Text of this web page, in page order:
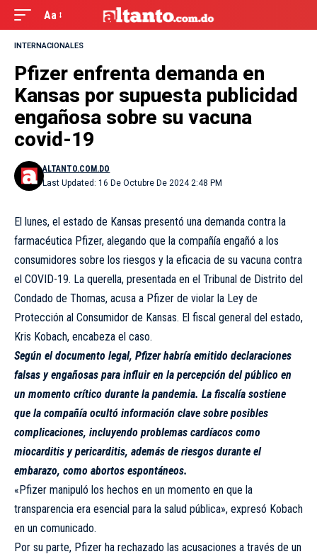
Aa
INTERNACIONALES
Pfizer enfrenta demanda en
Kansas por supuesta publicidad
engañosa sobre su vacuna
covid-19
Last Updated: 16 De Octubre De 2024 2:48 PM
ALTANTO.COM.DO
El lunes, el estado de Kansas presentó una demanda contra la
farmacéutica Pfizer, alegando que la compañía engañó a los
consumidores sobre los riesgos y la eficacia de su vacuna contra
el COVID-19. La querella, presentada en el Tribunal de Distrito del
Condado de Thomas, acusa a Pfizer de violar la Ley de
Protección al Consumidor de Kansas. El fiscal general del estado,
Kris Kobach, encabeza el caso.
Según el documento legal, Pfizer habría emitido declaraciones
falsas y engañosas para influir en la percepción del público en
un momento crítico durante la pandemia. La fiscalía sostiene
que la compañía ocultó información clave sobre posibles
complicaciones, incluyendo problemas cardíacos como
miocarditis y pericarditis, además de riesgos durante el
embarazo, como abortos espontáneos.
«Pfizer manipuló los hechos en un momento en que la
transparencia era esencial para la salud pública», expresó Kobach
en un comunicado.
Por su parte, Pfizer ha rechazado las acusaciones a través de un